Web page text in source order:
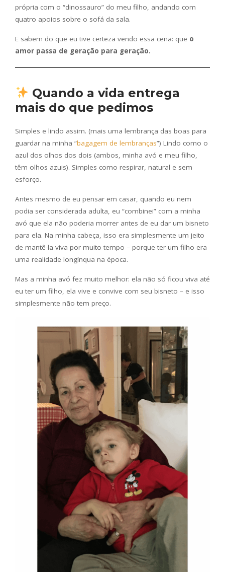
própria com o “dinossauro” do meu filho, andando com
quatro apoios sobre o sofá da sala.
E sabem do que eu tive certeza vendo essa cena: que o
amor passa de geração para geração.
Quando a vida entrega
mais do que pedimos
Simples e lindo assim. (mais uma lembrança das boas para
guardar na minha “bagagem de lembranças”) Lindo como o
azul dos olhos dos dois (ambos, minha avó e meu filho,
têm olhos azuis). Simples como respirar, natural e sem
esforço.
Antes mesmo de eu pensar em casar, quando eu nem
podia ser considerada adulta, eu “combinei” com a minha
avó que ela não poderia morrer antes de eu dar um bisneto
para ela. Na minha cabeça, isso era simplesmente um jeito
de mantê-la viva por muito tempo – porque ter um filho era
uma realidade longínqua na época.
Mas a minha avó fez muito melhor: ela não só ficou viva até
eu ter um filho, ela vive e convive com seu bisneto – e isso
simplesmente não tem preço.